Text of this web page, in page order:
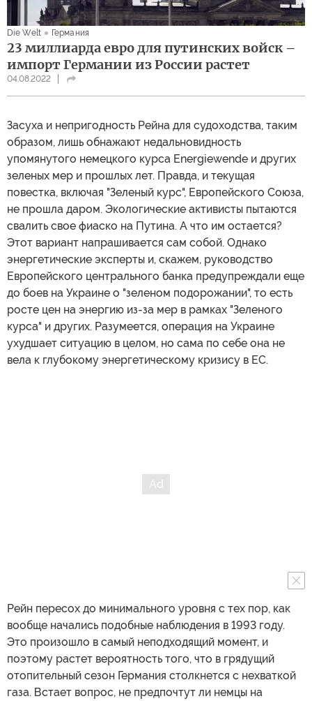
Die Welt Германия
23 миллиарда евро для путинских войск –
импорт Германии из России растет
04.08.2022
Засуха и непригодность Рейна для судоходства, таким
образом, лишь обнажают недальновидность
упомянутого немецкого курса Energiewende и других
зеленых мер и прошлых лет. Правда, и текущая
повестка, включая "Зеленый курс", Европейского Союза,
не прошла даром. Экологические активисты пытаются
свалить свое фиаско на Путина. А что им остается?
Этот вариант напрашивается сам собой. Однако
энергетические эксперты и, скажем, руководство
Европейского центрального банка предупреждали еще
до боев на Украине о "зеленом подорожании", то есть
росте цен на энергию из-за мер в рамках "Зеленого
курса" и других. Разумеется, операция на Украине
ухудшает ситуацию в целом, но сама по себе она не
вела к глубокому энергетическому кризису в ЕС.
Рейн пересох до минимального уровня с тех пор, как
вообще начались подобные наблюдения в 1993 году.
Это произошло в самый неподходящий момент, и
поэтому растет вероятность того, что в грядущий
отопительный сезон Германия столкнется с нехваткой
газа. Встает вопрос, не предпочтут ли немцы на